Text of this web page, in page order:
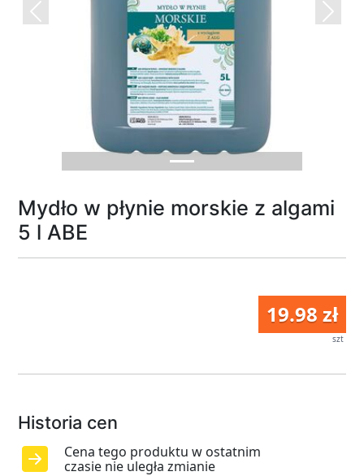
Previous Next
Mydło w płynie morskie z algami
5 l ABE
19.98 zł
szt
Historia cen
Cena tego produktu w ostatnim
czasie nie uległa zmianie